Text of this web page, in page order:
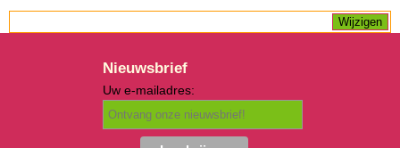
Nieuwsbrief
Uw e-mailadres: